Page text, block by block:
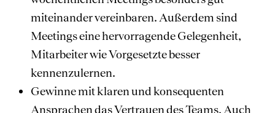
miteinander vereinbaren. Außerdem sind
Meetings eine hervorragende Gelegenheit,
Mitarbeiter wie Vorgesetzte besser
kennenzulernen.
Gewinne mit klaren und konsequenten
Ansprachen das Vertrauen des Teams. Auch